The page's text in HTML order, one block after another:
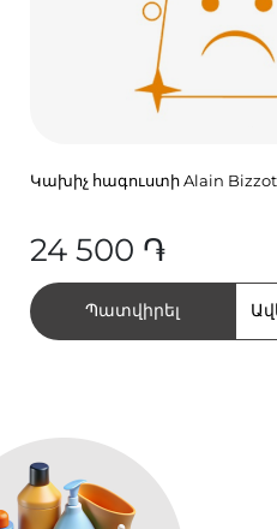
Կախիչ հագուստի Alain
24 500 ֏
Պատվիրել